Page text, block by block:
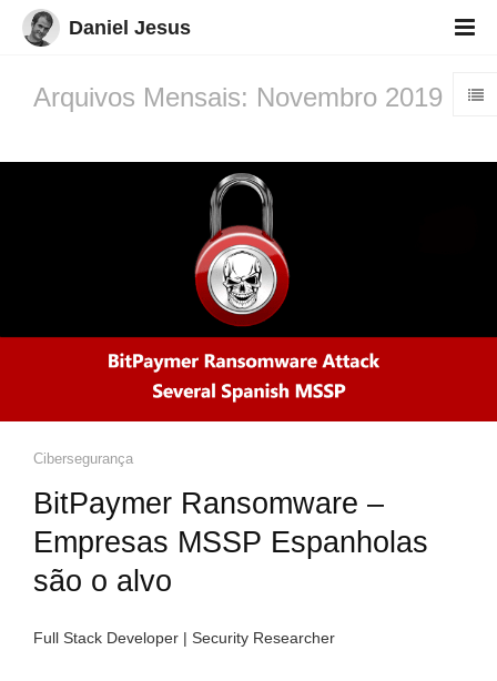
Daniel Jesus
Arquivos Mensais: Novembro 2019
Cibersegurança
BitPaymer Ransomware –
Empresas MSSP Espanholas
são o alvo
Full Stack Developer | Security Researcher